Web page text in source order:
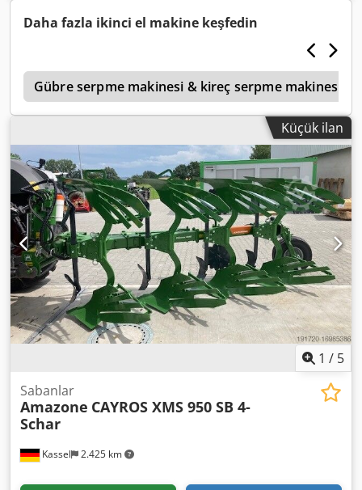
prepared for lighting / Dcjdpfxet Eay Ej Ai Njk
Daha fazla ikinci el makine keşfedin
Gübre serpme makinesi & kireç serpme makinesi
Küçük ilan
1 / 5
Kassel 2.425 km
Sabanlar
Amazone CAYROS XMS 950 SB 4-
Schar